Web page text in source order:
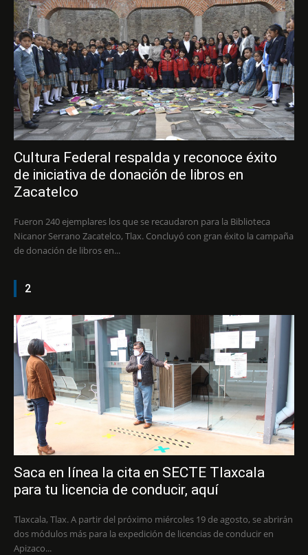
Cultura Federal respalda y reconoce éxito
de iniciativa de donación de libros en
Zacatelco
Fueron 240 ejemplares los que se recaudaron para la Biblioteca
Nicanor Serrano Zacatelco, Tlax. Concluyó con gran éxito la campaña
de donación de libros en...
2
Saca en línea la cita en SECTE Tlaxcala
para tu licencia de conducir, aquí
Tlaxcala, Tlax. A partir del próximo miércoles 19 de agosto, se abrirán
dos módulos más para la expedición de licencias de conducir en
Apizaco...